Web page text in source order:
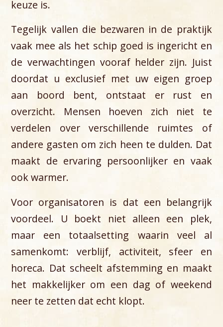
keuze is.
Tegelijk vallen die bezwaren in de praktijk
vaak mee als het schip goed is ingericht en
de verwachtingen vooraf helder zijn. Juist
doordat u exclusief met uw eigen groep
aan boord bent, ontstaat er rust en
overzicht. Mensen hoeven zich niet te
verdelen over verschillende ruimtes of
andere gasten om zich heen te dulden. Dat
maakt de ervaring persoonlijker en vaak
ook warmer.
Voor organisatoren is dat een belangrijk
voordeel. U boekt niet alleen een plek,
maar een totaalsetting waarin veel al
samenkomt: verblijf, activiteit, sfeer en
horeca. Dat scheelt afstemming en maakt
het makkelijker om een dag of weekend
neer te zetten dat echt klopt.